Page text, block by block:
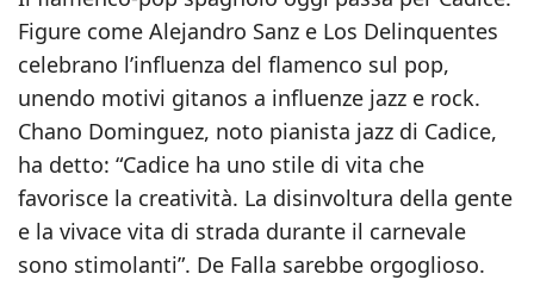
Figure come Alejandro Sanz e Los Delinquentes
celebrano l’influenza del flamenco sul pop,
unendo motivi gitanos a influenze jazz e rock.
Chano Dominguez, noto pianista jazz di Cadice,
ha detto: “Cadice ha uno stile di vita che
favorisce la creatività. La disinvoltura della gente
e la vivace vita di strada durante il carnevale
sono stimolanti”. De Falla sarebbe orgoglioso.